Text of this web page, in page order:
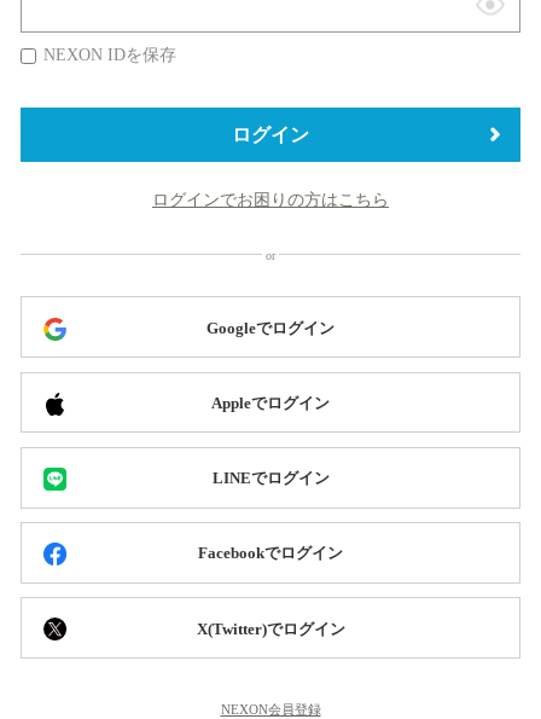
表
替
NEXON IDを保存
ログイン
ログインでお困りの方はこちら
Googleでログイン
Appleでログイン
LINEでログイン
Facebookでログイン
X(Twitter)でログイン
NEXON会員登録